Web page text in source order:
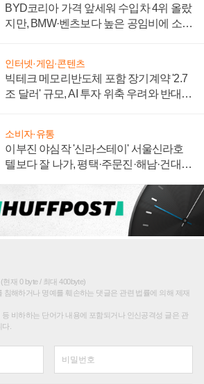
BYD코리아 가격 앞세워 수입차 4위 올랐
지만, BMW·벤츠보다 높은 공임비에 소비
인터넷·게임·콘텐츠
빅테크 메모리반도체 포함 장기계약 '2.7
조 달러' 규모, AI 투자 위축 우려와 반대
소비자·유통
이부진 야심작 '신라스테이' 서울신라호
텔보다 잘 나가, 평택·주문진·해남·건대로
재 0 byte / 최대 400byte)
침해하거나 명예를 훼손하는 댓글은 관련 법률에 의해 제재
비하하는 단어가 내용에 포함되거나 인신공격성 글은 관
.